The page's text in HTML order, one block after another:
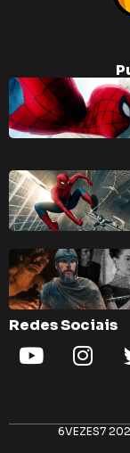
Redes Sociais
6VEZES7